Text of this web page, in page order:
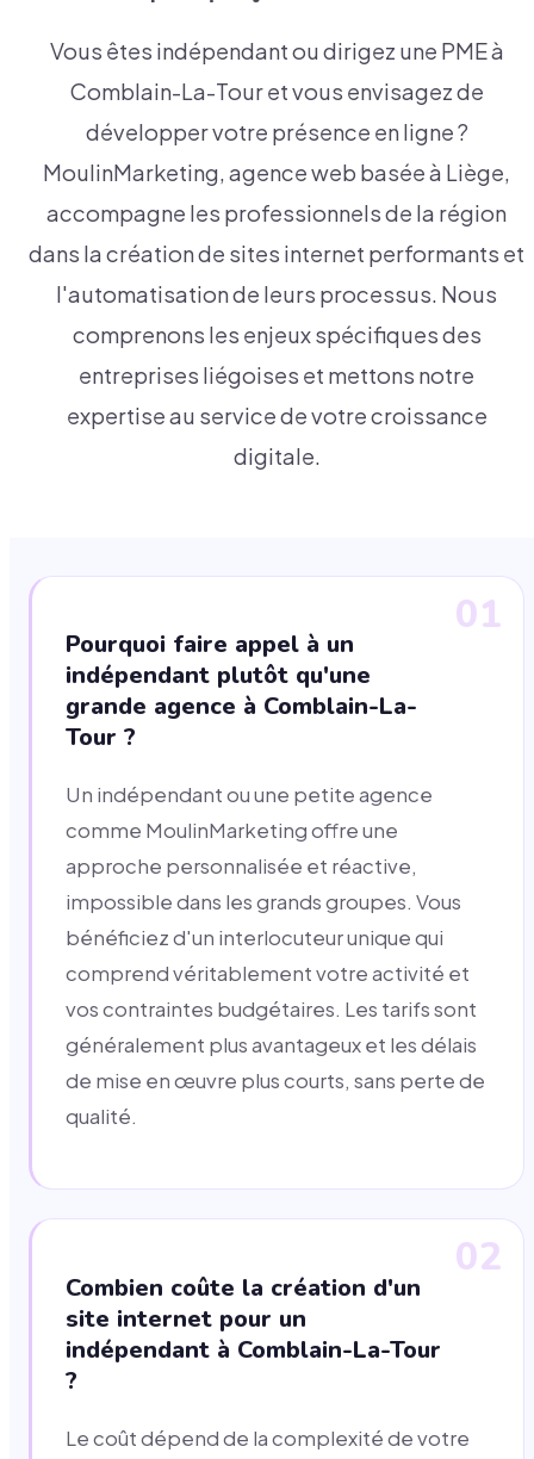
Vous êtes indépendant ou dirigez une PME à
Comblain-La-Tour et vous envisagez de
développer votre présence en ligne ?
MoulinMarketing, agence web basée à Liège,
accompagne les professionnels de la région
dans la création de sites internet performants et
l'automatisation de leurs processus. Nous
comprenons les enjeux spécifiques des
entreprises liégoises et mettons notre
expertise au service de votre croissance
digitale.
01
Pourquoi faire appel à un
indépendant plutôt qu'une
grande agence à Comblain-La-
Tour ?
Un indépendant ou une petite agence
comme MoulinMarketing offre une
approche personnalisée et réactive,
impossible dans les grands groupes. Vous
bénéficiez d'un interlocuteur unique qui
comprend véritablement votre activité et
vos contraintes budgétaires. Les tarifs sont
généralement plus avantageux et les délais
de mise en œuvre plus courts, sans perte de
qualité.
02
Combien coûte la création d'un
site internet pour un
indépendant à Comblain-La-Tour
?
Le coût dépend de la complexité de votre